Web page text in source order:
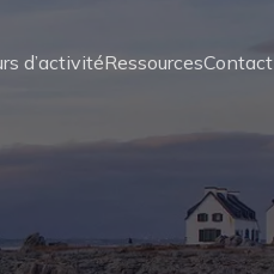
d’activitéRessourcesContact